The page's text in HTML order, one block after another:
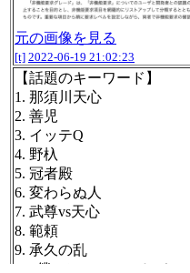
元の画像を見る
[t] 2022-06-19 21:02:23
【話題のキーワード】
1. 那須川天心
2. 善児
3. イッテQ
4. 野杁
5. 冠者殿
6. 変わらぬ人
7. 武尊vs天心
8. 範頼
9. 承久の乱
10. 僕のヒーローアカデミア